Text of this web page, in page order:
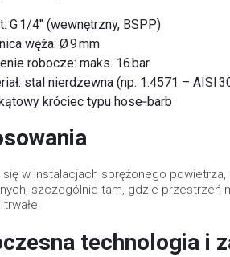
G 1/4″ (wewnętrzny, BSPP)
węża: Ø 9 mm
robocze: maks. 16 bar
stal nierdzewna (np. 1.4571 – AISI
króciec typu hose‑barb
się w instalacjach sprężonego
szczególnie tam, gdzie przestrzeń
technologia i